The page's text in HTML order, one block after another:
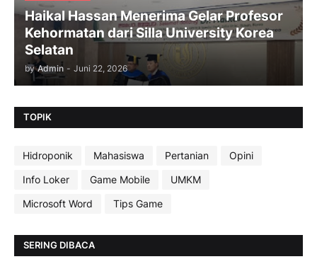
Haikal Hassan Menerima Gelar Profesor
Kehormatan dari Silla University Korea
Selatan
by Admin - Juni 22, 2026
TOPIK
Hidroponik Mahasiswa Pertanian
Opini
Info Loker
Game Mobile
UMKM
Microsoft Word
Tips Game
SERING DIBACA